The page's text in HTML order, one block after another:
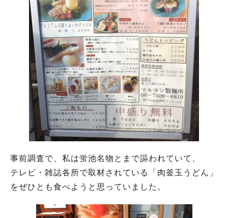
事前調査で、私は蛍池名物とまで謳われていて、
テレビ・雑誌各所で取材されている「肉釜玉うどん」
をぜひとも食べようと思っていました。